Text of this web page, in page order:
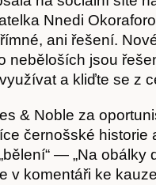
Obchod
Nnedi
ani řešení.
neběloších jsou
a kliďte se z
& Noble za
černošské historie
— „Na obálky
v komentáři ke